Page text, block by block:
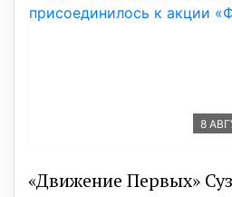
8
«Движение Первых»